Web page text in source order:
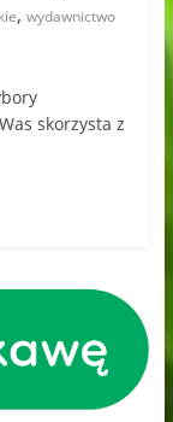
, wydawnictwo
skorzysta z